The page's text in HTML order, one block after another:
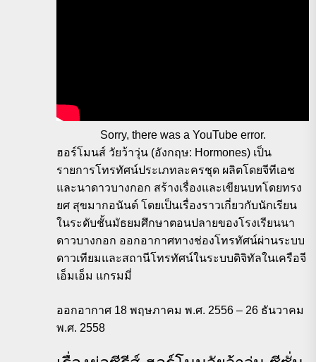
Sorry, there was a YouTube error.
ฮอร์โมนส์ วัยว้าวุ่น (อังกฤษ: Hormones) เป็น
รายการโทรทัศน์ประเภทละครชุด ผลิตโดยจีทีเอช
และนาดาวบางกอก สร้างเรื่องและเขียนบทโดยทรง
ยศ สุขมากอนันต์ โดยเป็นเรื่องราวเกี่ยวกับนักเรียน
ในระดับชั้นมัธยมศึกษาตอนปลายของโรงเรียนนา
ดาวบางกอก ออกอากาศทางช่องโทรทัศน์ผ่านระบบ
ดาวเทียมและสถานีโทรทัศน์ในระบบดิจิทัลในเครือจี
เอ็มเอ็ม แกรมมี่
ออกอากาศ 18 พฤษภาคม พ.ศ. 2556 – 26 ธันวาคม
พ.ศ. 2558